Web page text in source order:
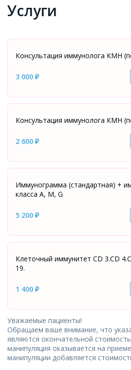
Услуги
Консультация иммунолога КМН
3 000 ₽
Консультация иммунолога КМН
2 600 ₽
Иммунограмма (стандартная) +
класса А, М, G
5 200 ₽
Клеточный иммунитет CD 3.CD
19.
1 400 ₽
Уважаемые пациенты!
Обращаем ваше внимание, что
являются окончательной
манипуляция оказывается на
манипуляции добавляется